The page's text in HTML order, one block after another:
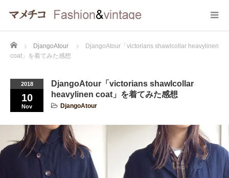
Home DjangoAtour
DjangoAtour「victorians shawlcollar heavylinen
coat」を着てみた感想
2018
10
Nov
DjangoAtour「victorians shawlcollar
heavylinen coat」を着てみた感想
DjangoAtour